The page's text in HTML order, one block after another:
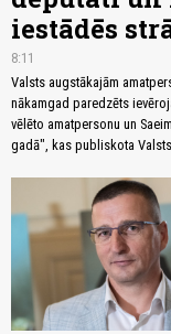
iestādēs
8:11
Valsts augstākajām
nākamgad paredzēts
vēlēto amatpersonu un
gadā", kas publiskota